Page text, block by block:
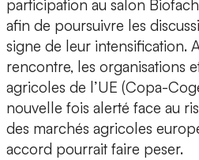
participation au salon
afin de poursuivre les
signe de leur intensification.
rencontre, les organisations
agricoles de l’UE (Copa-
nouvelle fois alerté face au
des marchés agricoles
accord pourrait faire peser.